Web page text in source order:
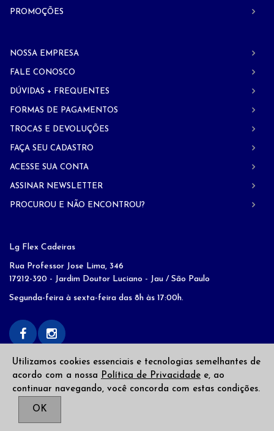
PROMOÇÕES
NOSSA EMPRESA
FALE CONOSCO
DÚVIDAS + FREQUENTES
FORMAS DE PAGAMENTOS
TROCAS E DEVOLUÇÕES
FAÇA SEU CADASTRO
ACESSE SUA CONTA
ASSINAR NEWSLETTER
PROCUROU E NÃO ENCONTROU?
Lg Flex Cadeiras
Rua Professor Jose Lima, 346
17212-320 - Jardim Doutor Luciano - Jau / São Paulo
Segunda-feira à sexta-feira das 8h às 17:00h.
Utilizamos cookies essenciais e tecnologias semelhantes de
acordo com a nossa Política de Privacidade e, ao
continuar navegando, você concorda com estas condições.
OK